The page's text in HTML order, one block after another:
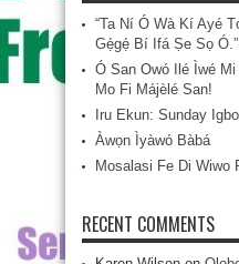
“Ta Ní Ó Wà Kí Ayé
Gẹ́gẹ́ Bí Ifá Ṣe Sọ Ó.”
Ó San Owó Ilé Ìwé
Mo Fi Májèlé San!
Iru Ekun: Sunday
Àwọn Ìyàwó Bàbá
Mosalasi Fe Di Wiwo
RECENT COMMENTS